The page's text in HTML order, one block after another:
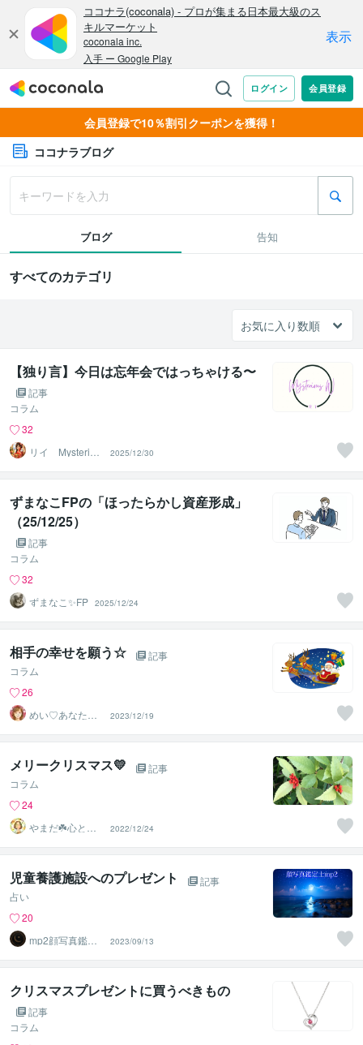
会員登録で10％割引クーポンを獲得！
ココナラブログ
ブログ 告知
すべてのカテゴリ
【独り言】今日は忘年会ではっちゃける〜
記事
コラム
32
リイ Mysteriou
s W
2025/12/30
ずまなこFPの「ほったらかし資産形成」
（25/12/25）
記事
コラム
32
ずまなこ✨FP 2025/12/24
相手の幸せを願う☆
記事
コラム
26
めい♡あなたの
陽だまりセラピ
スト
2023/12/19
メリークリスマス💛
記事
コラム
24
やまだ☘️心と頭
がスッキリ整う
サロン
2022/12/24
児童養護施設へのプレゼント
記事
占い
20
mp2顔写真鑑定
士ー顔写真から
人生を分析
2023/09/13
クリスマスプレゼントに買うべきもの
記事
コラム